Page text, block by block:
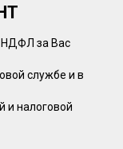
НДФЛ за Вас
службе и в
и налоговой